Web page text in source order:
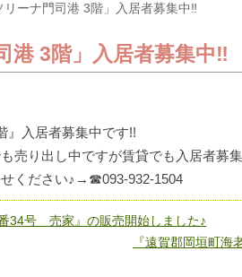
リーナ門司港 3階」入居者募集中‼
港 3階」入居者募集中‼
』入居者募集中です!!
売り出し中ですが賃貸でも入居者募
ください♪→☎093-932-1504
34号 売家』の販売開始しました♪
『遠賀郡岡垣町